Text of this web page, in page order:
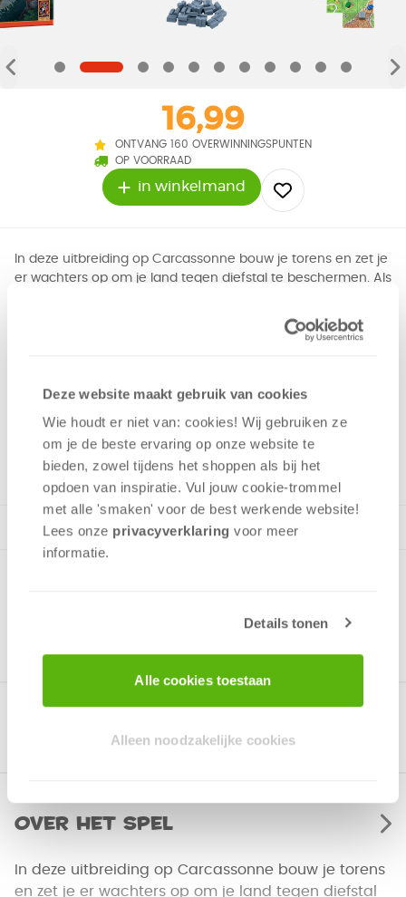
Deze website maakt gebruik van cookies
Wie houdt er niet van: cookies! Wij gebruiken ze
om je de beste ervaring op onze website te
bieden, zowel tijdens het shoppen als bij het
opdoen van inspiratie. Vul jouw cookie-trommel
met alle 'smaken' voor de best werkende website​!
Lees onze privacyverklaring voor meer
informatie.
Details tonen
Alle cookies toestaan
Alleen noodzakelijke cookies
16,99
ONTVANG 160 OVERWINNINGSPUNTEN
OP VOORRAAD
in winkelmand
In deze uitbreiding op Carcassonne bouw je torens en zet je
er wachters op om je land tegen diefstal te beschermen. Als
Planning
2 - 6 spelers +/- 45 min v.a. 7 jaar
Over het spel
In deze uitbreiding op Carcassonne bouw je torens
en zet je er wachters op om je land tegen diefstal